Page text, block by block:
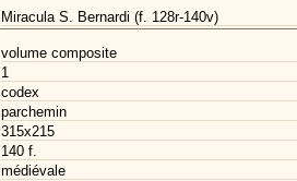
Miracula S. Bernardi (f. 128r-140v)
volume composite
1
codex
parchemin
315x215
140 f.
médiévale